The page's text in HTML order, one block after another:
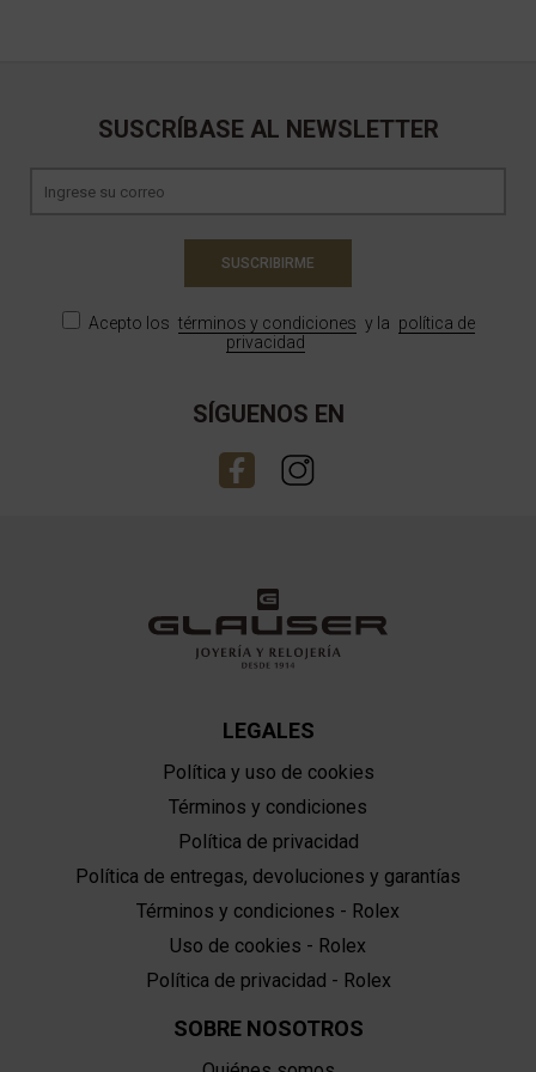
SUSCRÍBASE AL NEWSLETTER
SUSCRIBIRME
Acepto los términos y condiciones y la política de
privacidad
SÍGUENOS EN
LEGALES
Política y uso de cookies
Términos y condiciones
Política de privacidad
Política de entregas, devoluciones y garantías
Términos y condiciones - Rolex
Uso de cookies - Rolex
Política de privacidad - Rolex
SOBRE NOSOTROS